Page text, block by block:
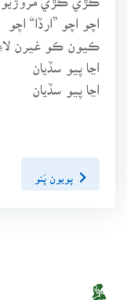
اچو اچو ”ارڏا“ اچو
ڪيون ڪو غيرن لاءِ
اڃا پيو سڏيان
اڃا پيو سڏيان
پويون پَنو